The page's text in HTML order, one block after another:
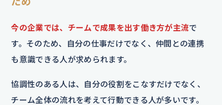
今の企業では、チームで成果を出す働き方が主流で
す。そのため、自分の仕事だけでなく、仲間との連携
も意識できる人が求められます。
協調性のある人は、自分の役割をこなすだけでなく、
チーム全体の流れを考えて行動できる人が多いです。